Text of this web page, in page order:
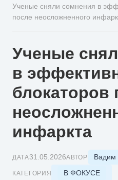
Ученые сняли сомнения в
после неосложненного
Ученые
в
блокаторов
инфаркта
ДАТА31.05.2026АВТОР Вадим
КАТЕГОРИЯ В ФОКУСЕ